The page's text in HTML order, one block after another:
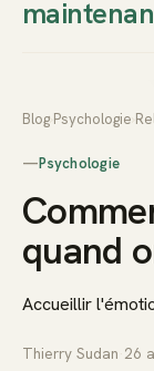
Thierry
Blog Psychologie
—Psychologie
quand
Accueillir
Thierry Sudan 26